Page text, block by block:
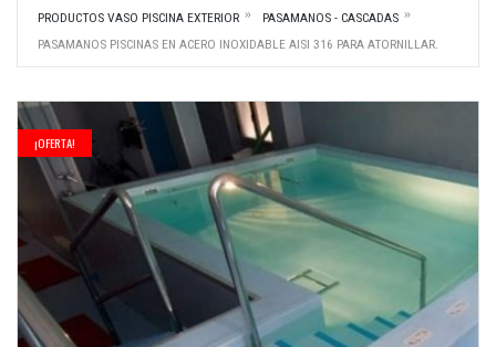
PRODUCTOS VASO PISCINA EXTERIOR
PASAMANOS - CASCADAS
PASAMANOS PISCINAS EN ACERO INOXIDABLE AISI 316 PARA ATORNILLAR.
¡OFERTA!